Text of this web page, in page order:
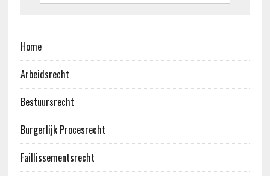
Home
Arbeidsrecht
Bestuursrecht
Burgerlijk Procesrecht
Faillissementsrecht